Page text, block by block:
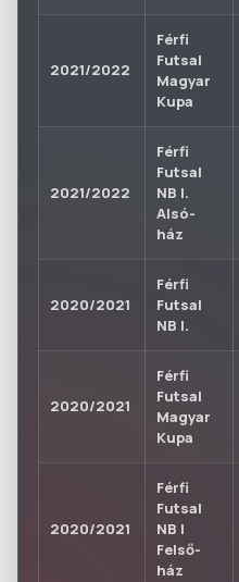
2021/2022
Férfi
Futsal
Magyar
Kupa
2021/2022
Férfi
Futsal
NB I.
Alsó-
ház
2020/2021
Férfi
Futsal
NB I.
2020/2021
Férfi
Futsal
Magyar
Kupa
2020/2021
Férfi
Futsal
NB I
Felső-
ház